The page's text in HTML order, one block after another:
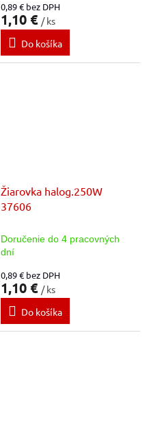
0,89 € bez DPH
1,10 € / ks
Do košíka
Žiarovka halog.250W
37606
Doručenie do 4 pracovných
dní
0,89 € bez DPH
1,10 € / ks
Do košíka